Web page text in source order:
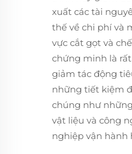
xuất các tài
thế về chi phí và
vực cắt gọt và
chứng minh là
giảm tác động
những tiết kiệm
chúng như
vật liệu và công
nghiệp vận hành